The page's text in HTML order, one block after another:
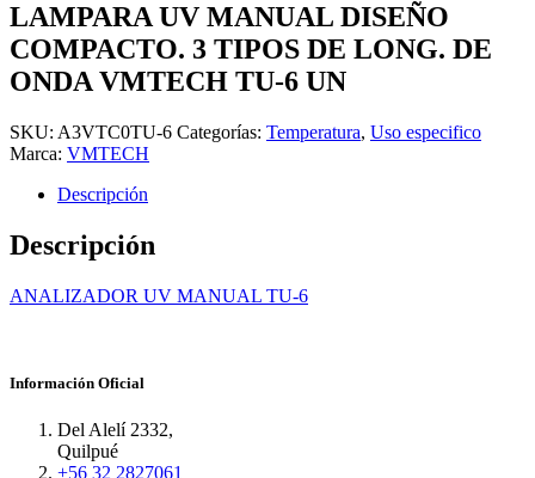
LAMPARA UV MANUAL DISEÑO
COMPACTO. 3 TIPOS DE LONG. DE
ONDA VMTECH TU-6 UN
SKU: A3VTC0TU-6 Categorías: Temperatura, Uso especifico
Marca: VMTECH
Descripción
Descripción
ANALIZADOR UV MANUAL TU-6
Información Oficial
Del Alelí 2332,
Quilpué
+56 32 2827061